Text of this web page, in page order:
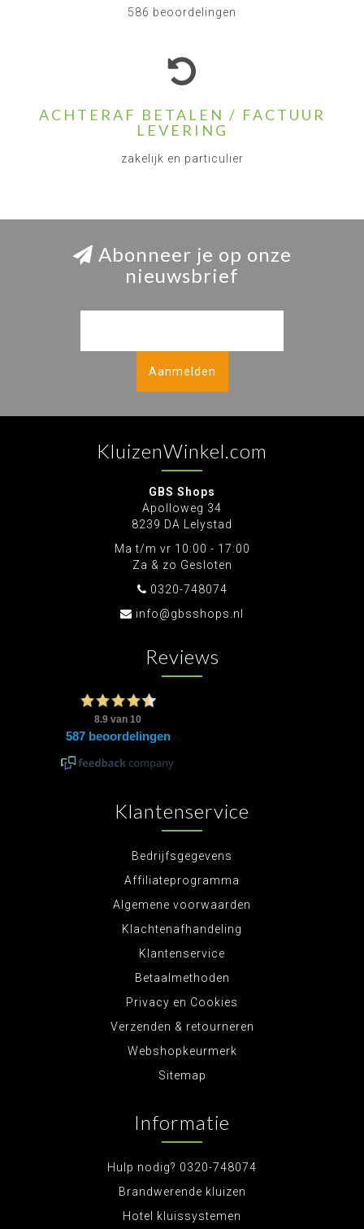
586 beoordelingen
ACHTERAF BETALEN / FACTUUR
LEVERING
zakelijk en particulier
Abonneer je op onze
nieuwsbrief
Aanmelden
KluizenWinkel.com
GBS Shops
Apolloweg 34
8239 DA Lelystad
Ma t/m vr 10:00 - 17:00
Za & zo Gesloten
0320-748074
info@gbsshops.nl
Reviews
Klantenservice
Bedrijfsgegevens
Affiliateprogramma
Algemene voorwaarden
Klachtenafhandeling
Klantenservice
Betaalmethoden
Privacy en Cookies
Verzenden & retourneren
Webshopkeurmerk
Sitemap
Informatie
Hulp nodig? 0320-748074
Brandwerende kluizen
Hotel kluissystemen